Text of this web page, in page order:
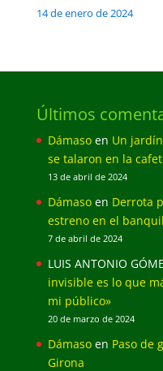
14 de enero de 2024
Últimos
Dámasoen Un
se talaron en la
13 de abril de 2024
Dámasoen Derrota
estreno en el
7 de abril de 2024
LUIS ANTONIO
invisible es lo que
mi público»
20 de marzo de 2024
Dámasoen Paso de
Girona